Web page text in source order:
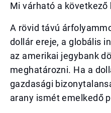
Mi várható a következő
A rövid távú
dollár ereje, a globális
az amerikai jegybank
meghatározni. Ha a
gazdasági
arany ismét emelkedő